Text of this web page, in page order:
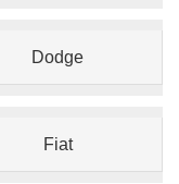
Dodge
Fiat